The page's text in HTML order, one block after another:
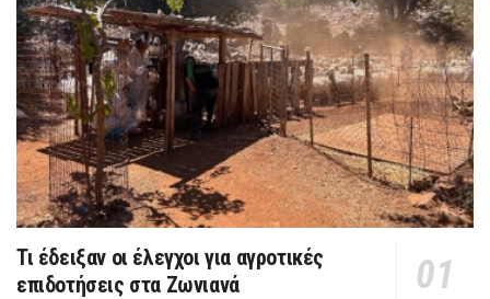
Τι έδειξαν οι έλεγχοι για αγροτικές
επιδοτήσεις στα Ζωνιανά